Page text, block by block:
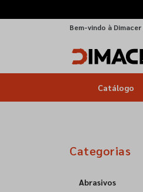
Bem-vindo à Dimacer
Catálogo
Categorias
Abrasivos